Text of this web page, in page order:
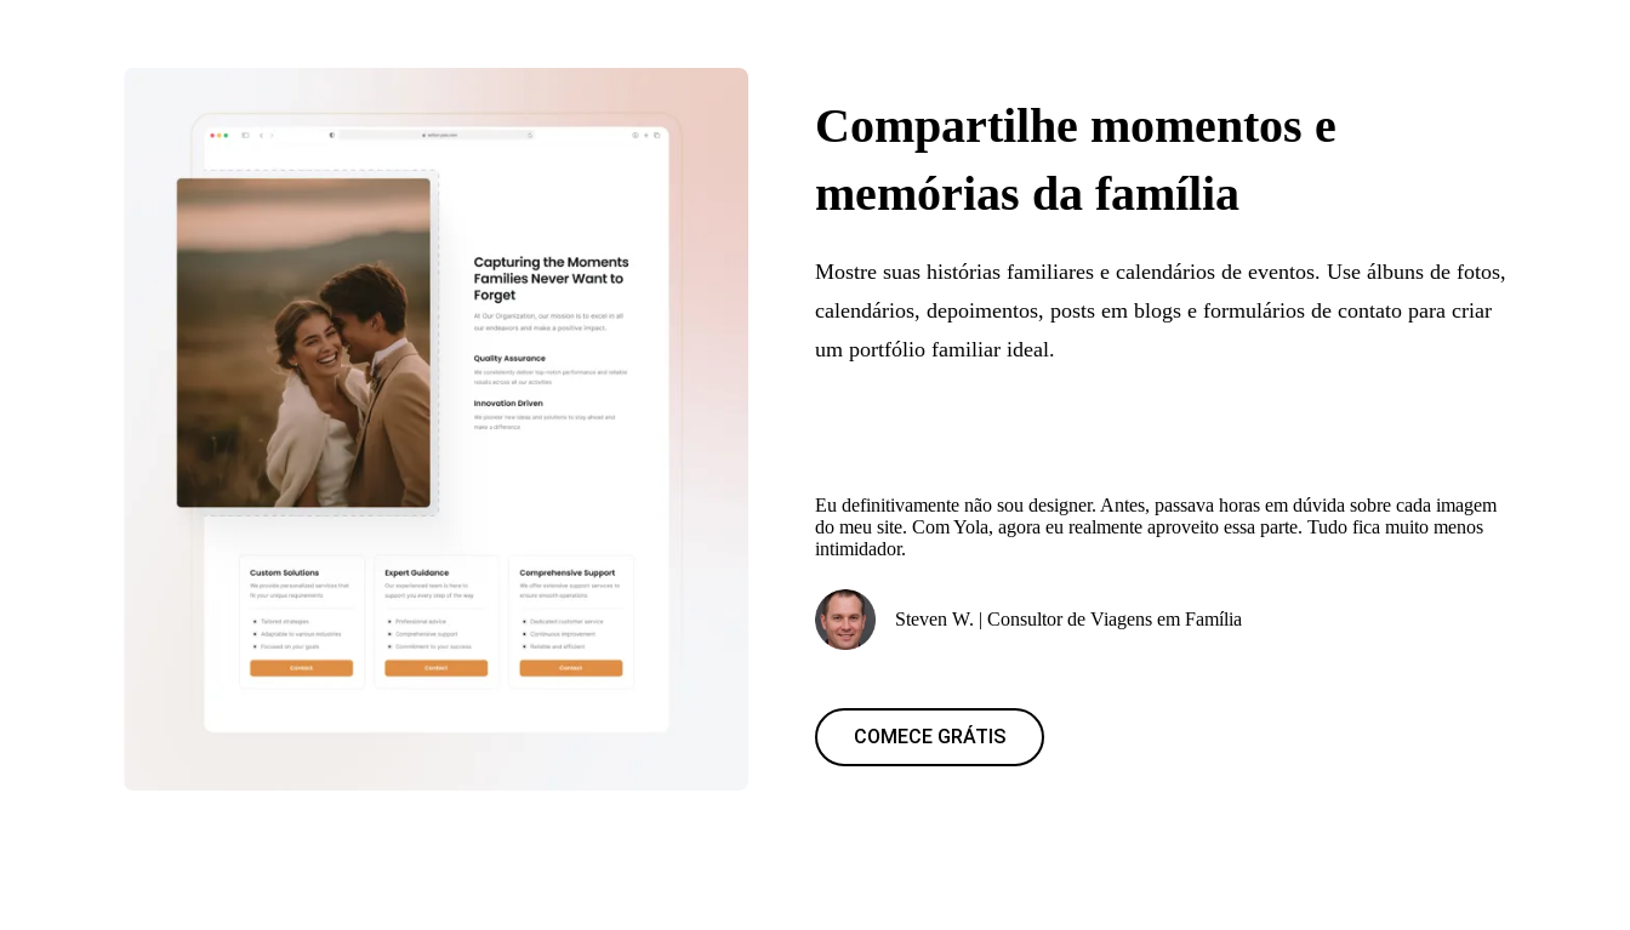
Compartilhe momentos e
memórias da família
Mostre suas histórias familiares e calendários de eventos. Use álbuns de fotos,
calendários, depoimentos, posts em blogs e formulários de contato para criar
um portfólio familiar ideal.
Eu definitivamente não sou designer. Antes, passava horas em dúvida sobre cada imagem
do meu site. Com Yola, agora eu realmente aproveito essa parte. Tudo fica muito menos
intimidador.
Steven W. | Consultor de Viagens em Família
COMECE GRÁTIS